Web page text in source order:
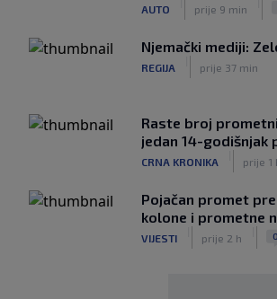
AUTO prije 9 min
Njemački mediji:
REGIJA prije 37 min
Raste broj
jedan 14-godišnjak
CRNA KRONIKA prije 1
Pojačan promet
kolone i prometne
VIJESTI prije 2 h 0